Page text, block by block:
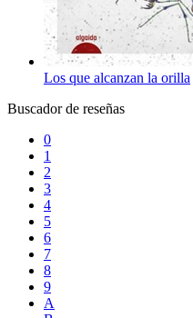
Los que alcanzan la orilla
Buscador de reseñas
0
1
2
3
4
5
6
7
8
9
A